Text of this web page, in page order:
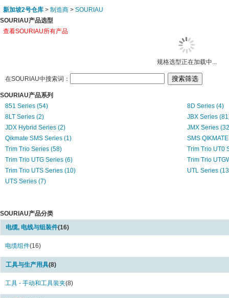
新加坡2号仓库 > 制造商 > SOURIAU
SOURIAU产品选型
查看SOURIAU所有产品
规格选型正在加载中...
在SOURIAU中搜索词：
SOURIAU产品系列
851 Series (54)
8D Series (4)
8LT Series (2)
JBX Series
JDX Hybrid Series (2)
JMX Series
Qikmate SMS Series (1)
SMS
Trim Trio Series (58)
Trim Trio UT0
Trim Trio UTG Series (6)
Trim Trio
Trim Trio UTS Series (10)
UTL Series
UTS Series (7)
SOURIAU产品分类
电缆, 电线与组装件(16)
电缆组件(16)
工具与生产用具(8)
工具 - 手动和工具装夹(8)